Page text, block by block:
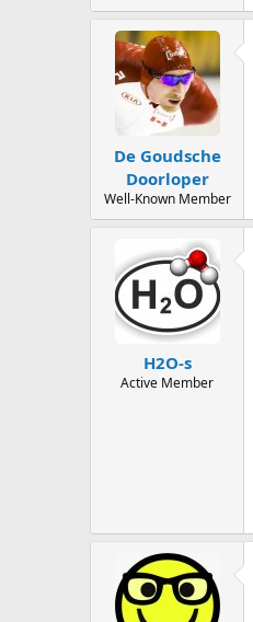
De Goudsche
Doorloper
Well-Known Member
H2O-s
Active Member